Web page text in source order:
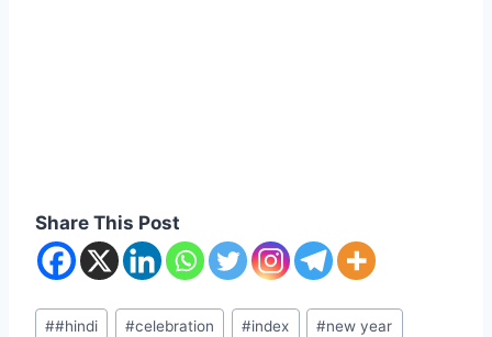
Share This Post
##hindi #celebration #index #new year